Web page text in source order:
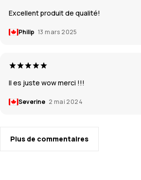
Excellent produit de qualité!
Philip 13 mars 2025
Il es juste wow merci !!!
Severine 2 mai 2024
Plus de commentaires